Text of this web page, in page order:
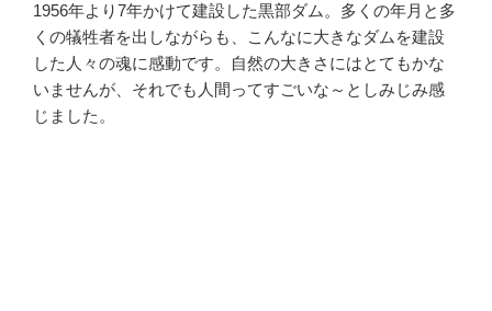
1956年より7年かけて建設した黒部ダム。多くの年月と多
くの犠牲者を出しながらも、こんなに大きなダムを建設
した人々の魂に感動です。自然の大きさにはとてもかな
いませんが、それでも人間ってすごいな～としみじみ感
じました。